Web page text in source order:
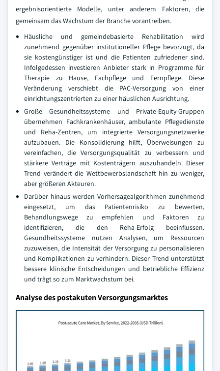
ergebnisorientierte Modelle, unter anderem Faktoren, die
gemeinsam das Wachstum der Branche vorantreiben.
Häusliche und gemeindebasierte Rehabilitation wird
zunehmend gegenüber institutioneller Pflege bevorzugt, da
sie kostengünstiger ist und die Patienten zufriedener sind.
Infolgedessen investieren Anbieter stark in Programme für
Therapie zu Hause, Fachpflege und Fernpflege. Diese
Veränderung verschiebt die PAC-Versorgung von einer
einrichtungszentrierten zu einer häuslichen Ausrichtung.
Große Gesundheitssysteme und Private-Equity-Gruppen
übernehmen Fachkrankenhäuser, ambulante Pflegedienste
und Reha-Zentren, um integrierte Versorgungsnetzwerke
aufzubauen. Die Konsolidierung hilft, Überweisungen zu
vereinfachen, die Versorgungsqualität zu verbessern und
stärkere Verträge mit Kostenträgern auszuhandeln. Dieser
Trend verändert die Wettbewerbslandschaft hin zu weniger,
aber größeren Akteuren.
Darüber hinaus werden Vorhersagealgorithmen zunehmend
eingesetzt, um das Patientenrisiko zu bewerten,
Behandlungswege zu empfehlen und Faktoren zu
identifizieren, die den Reha-Erfolg beeinflussen.
Gesundheitssysteme nutzen Analysen, um Ressourcen
zuzuweisen, die Intensität der Versorgung zu personalisieren
und Komplikationen zu verhindern. Dieser Trend unterstützt
bessere klinische Entscheidungen und betriebliche Effizienz
und trägt so zum Marktwachstum bei.
Analyse des postakuten Versorgungsmarktes